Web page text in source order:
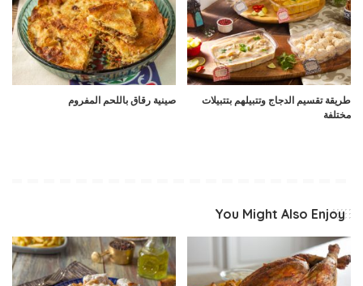
طريقة تقسيم الدجاج وتتبيلهم بتتبيلات
مختلفة
صينية رقاق باللحم المفروم
You Might Also Enjoy